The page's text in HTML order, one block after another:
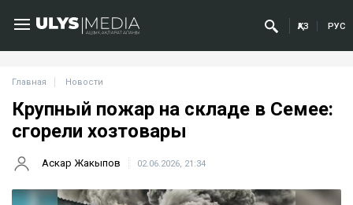
ҚАЗ РУС
Главная Новости
Крупный пожар на складе в Семее:
сгорели хозтовары
Аскар Жакыпов 02.06.2026, 21:34